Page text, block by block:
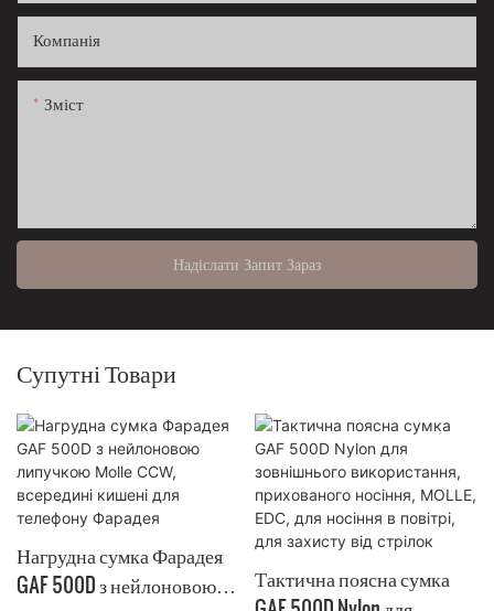
Компанія
Зміст
Надіслати Запит Зараз
Супутні Товари
Нагрудна сумка Фарадея
GAF 500D з нейлоновою
Тактична поясна сумка